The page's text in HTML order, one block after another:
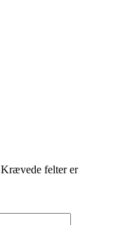
Krævede felter er